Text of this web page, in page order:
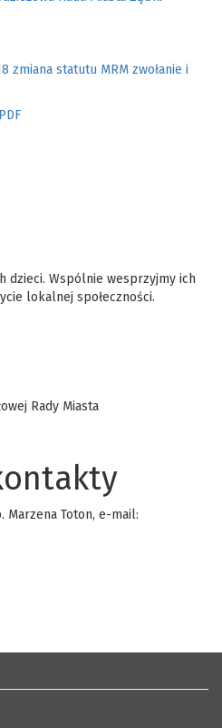
zmiana statutu MRM zwołanie i
dzieci. Wspólnie wesprzyjmy ich
lokalnej społeczności.
Rady Miasta
Marzena Toton, e-mail: